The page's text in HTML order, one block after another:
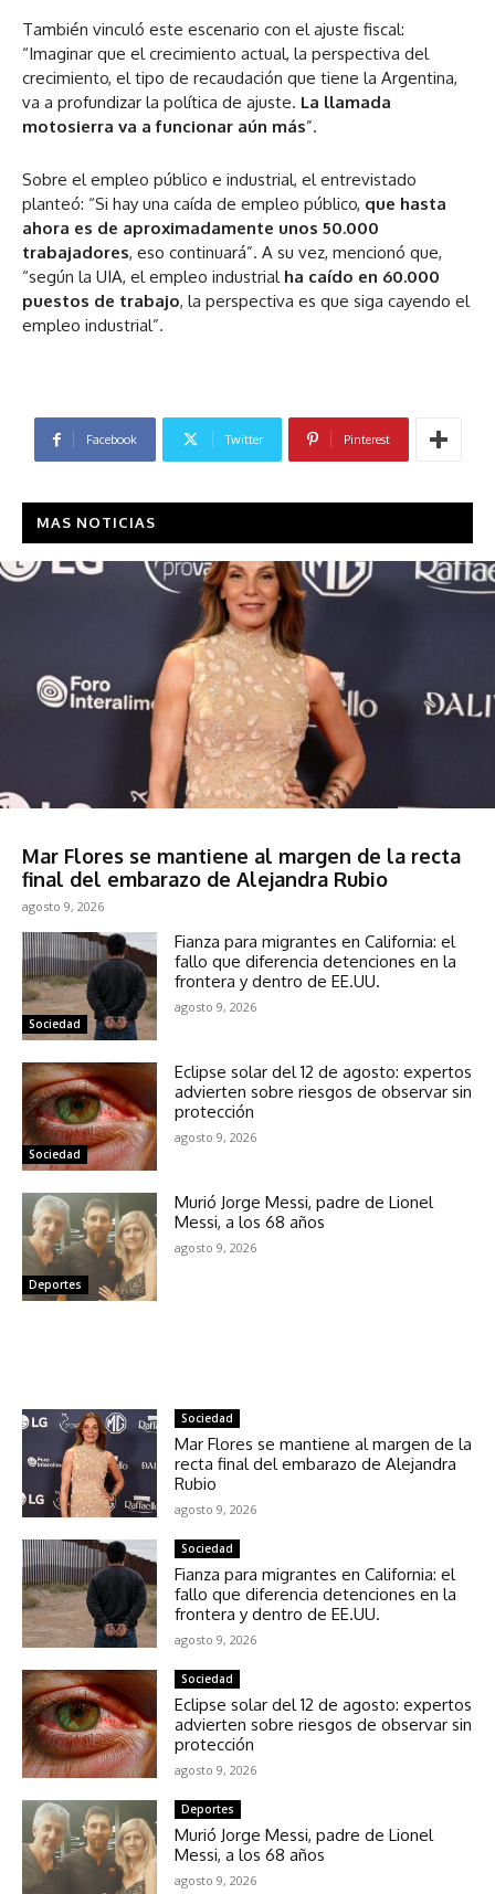
También vinculó este escenario con el ajuste fiscal:
“Imaginar que el crecimiento actual, la perspectiva del
crecimiento, el tipo de recaudación que tiene la Argentina,
va a profundizar la política de ajuste. La llamada
motosierra va a funcionar aún más”.
Sobre el empleo público e industrial, el entrevistado
planteó: “Si hay una caída de empleo público, que hasta
ahora es de aproximadamente unos 50.000
trabajadores, eso continuará”. A su vez, mencionó que,
“según la UIA, el empleo industrial ha caído en 60.000
puestos de trabajo, la perspectiva es que siga cayendo el
empleo industrial”.
Facebook Twitter Pinterest
MAS NOTICIAS
Mar Flores se mantiene al margen de la recta
final del embarazo de Alejandra Rubio
agosto 9, 2026
Sociedad
Fianza para migrantes en California: el
fallo que diferencia detenciones en la
frontera y dentro de EE.UU.
agosto 9, 2026
Sociedad
Eclipse solar del 12 de agosto: expertos
advierten sobre riesgos de observar sin
protección
agosto 9, 2026
Deportes
Murió Jorge Messi, padre de Lionel
Messi, a los 68 años
agosto 9, 2026
Sociedad
Mar Flores se mantiene al margen de la
recta final del embarazo de Alejandra
Rubio
agosto 9, 2026
Sociedad
Fianza para migrantes en California: el
fallo que diferencia detenciones en la
frontera y dentro de EE.UU.
agosto 9, 2026
Sociedad
Eclipse solar del 12 de agosto: expertos
advierten sobre riesgos de observar sin
protección
agosto 9, 2026
Deportes
Murió Jorge Messi, padre de Lionel
Messi, a los 68 años
agosto 9, 2026